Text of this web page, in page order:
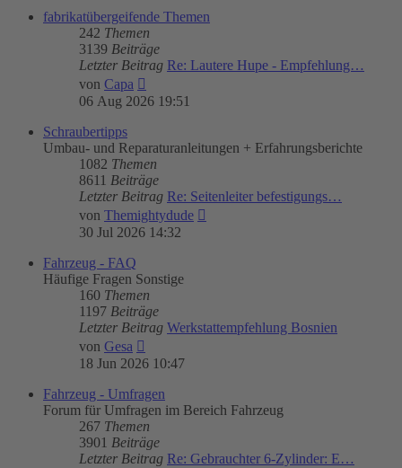
fabrikatübergeifende Themen
242 Themen
3139 Beiträge
Letzter Beitrag Re: Lautere Hupe - Empfehlung…
von Capa
Beitrag
06 Aug 2026 19:51
Schraubertipps
Umbau- und Reparaturanleitungen + Erfahrungsberichte
1082 Themen
8611 Beiträge
Letzter Beitrag Re: Seitenleiter befestigungs…
von Themightydude
30 Jul 2026 14:32
Fahrzeug - FAQ
Häufige Fragen Sonstige
160 Themen
1197 Beiträge
Letzter Beitrag Werkstattempfehlung Bosnien
von Gesa
Beitrag
18 Jun 2026 10:47
Fahrzeug - Umfragen
Forum für Umfragen im Bereich Fahrzeug
267 Themen
3901 Beiträge
Letzter Beitrag Re: Gebrauchter 6-Zylinder: E…